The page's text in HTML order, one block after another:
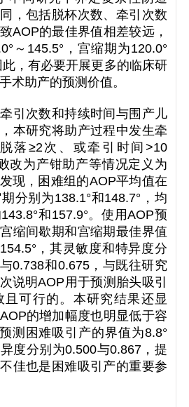
，包括脱杯次数、牵引次数
AOP的最佳界值相差较远，
～145.5°，宫缩期为120.0°
此，有必要开展更多的临床研
术助产的预测价值。
引次数和持续时间与围产儿
本研究将助产过程中发生牵
落≥2次、或牵引时间>10
改为产钳助产等情况定义为
现，困难组的AOP平均值在
分别为138.1°和148.7°，均
和157.9°。使用AOP预
缩间歇期和宫缩期最佳界值
，其灵敏度和特异度分
0.738和0.675，与既往研究
说明AOP用于预测胎头吸引
且可行的。本研究结果还显
的增加幅度也明显低于容
测困难吸引产的界值为8.8°
度分别为0.500与0.867，提
佳也是困难吸引产的重要参